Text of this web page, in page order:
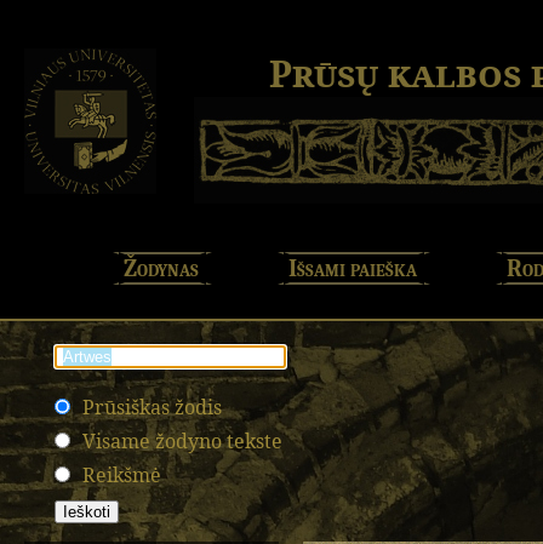
Prūsų kalbos
Žodynas Išsami paieška
Prūsiškas žodis
Visame žodyno tekste
Reikšmė